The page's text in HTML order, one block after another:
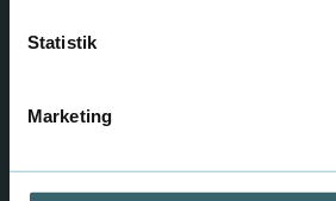
Statistik
Marketing
"Jeg har fået en
Emilie har været i Studiepraktik